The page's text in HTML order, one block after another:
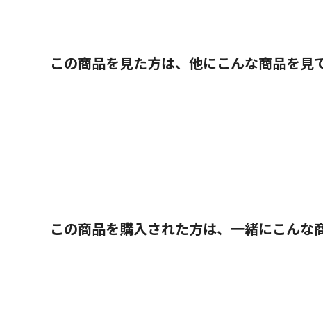
この商品を見た方は、他にこんな商品を見
この商品を購入された方は、一緒にこんな